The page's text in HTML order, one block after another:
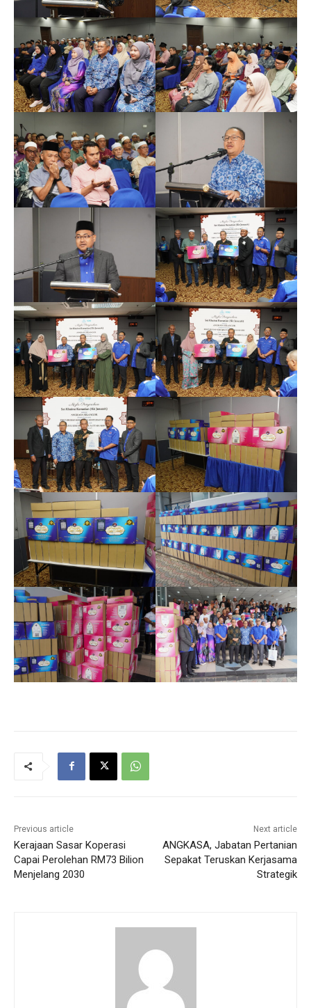
Previous article
Kerajaan Sasar Koperasi
Capai Perolehan RM73 Bilion
Menjelang 2030
Next article
ANGKASA, Jabatan Pertanian
Sepakat Teruskan Kerjasama
Strategik